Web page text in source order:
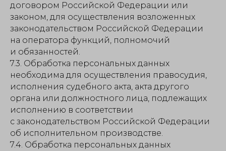
договором Российской Федерации или
законом, для осуществления возложенных
законодательством Российской Федерации
на оператора функций, полномочий
и обязанностей.
7.3. Обработка персональных данных
необходима для осуществления правосудия,
исполнения судебного акта, акта другого
органа или должностного лица, подлежащих
исполнению в соответствии
с законодательством Российской Федерации
об исполнительном производстве.
7.4. Обработка персональных данных